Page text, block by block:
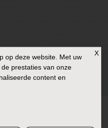
X
op deze website. Met uw
prestaties van onze
content en